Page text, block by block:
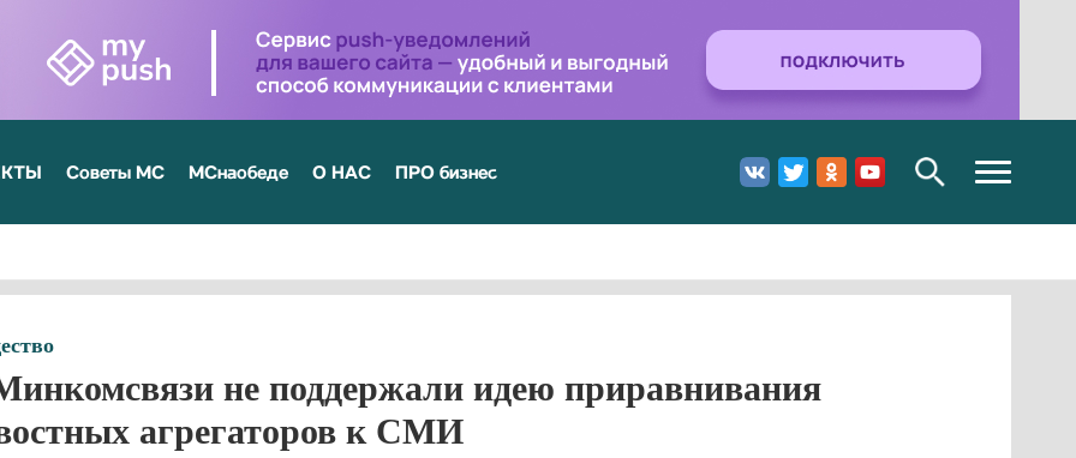
Советы МС МСнаобеде О НАС ПРО бизнес
Toggle
navigation
не поддержали идею приравнивания
агрегаторов к СМИ